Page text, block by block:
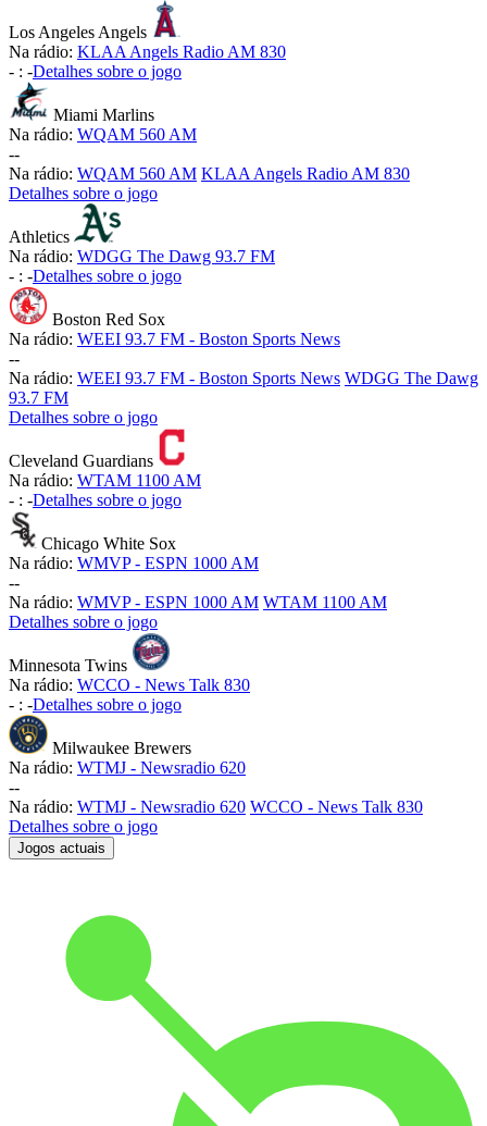
Los Angeles Angels
Na rádio: KLAA Angels Radio AM 830
- : -Detalhes sobre o jogo
Miami Marlins
Na rádio: WQAM 560 AM
--
Na rádio: WQAM 560 AM KLAA Angels Radio AM 830
Detalhes sobre o jogo
Athletics
Na rádio: WDGG The Dawg 93.7 FM
- : -Detalhes sobre o jogo
Boston Red Sox
Na rádio: WEEI 93.7 FM - Boston Sports News
--
Na rádio: WEEI 93.7 FM - Boston Sports News WDGG The Dawg
93.7 FM
Detalhes sobre o jogo
Cleveland Guardians
Na rádio: WTAM 1100 AM
- : -Detalhes sobre o jogo
Chicago White Sox
Na rádio: WMVP - ESPN 1000 AM
--
Na rádio: WMVP - ESPN 1000 AM WTAM 1100 AM
Detalhes sobre o jogo
Minnesota Twins
Na rádio: WCCO - News Talk 830
- : -Detalhes sobre o jogo
Milwaukee Brewers
Na rádio: WTMJ - Newsradio 620
--
Na rádio: WTMJ - Newsradio 620 WCCO - News Talk 830
Detalhes sobre o jogo
Jogos actuais